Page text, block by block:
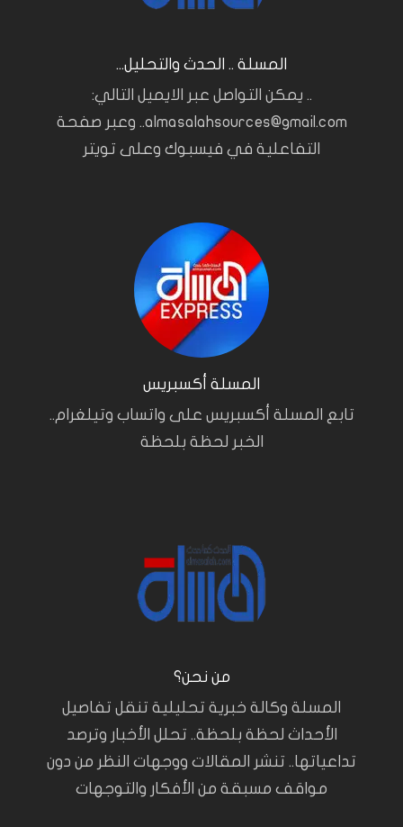
المسلة .. الحدث والتحليل...
.. يمكن التواصل عبر الايميل التالي:
almasalahsources@gmail.com.. وعبر صفحة
التفاعلية في فيسبوك وعلى تويتر
المسلة أكسبريس
تابع المسلة أكسبريس على واتساب وتيلغرام..
الخبر لحظة بلحظة
من نحن؟
المسلة وكالة خبرية تحليلية تنقل تفاصيل
الأحداث لحظة بلحظة.. تحلل الأخبار وترصد
تداعياتها.. تنشر المقالات ووجهات النظر من دون
مواقف مسبقة من الأفكار والتوجهات